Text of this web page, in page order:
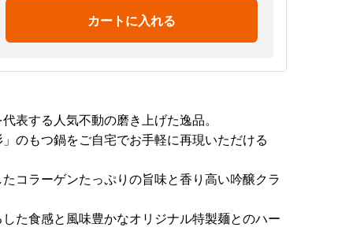
カートに入れる
表する人気不動の磨き上げた逸品。
のもつ鍋をご自宅でお手軽に再現いただける
コラーゲンたっぷりの旨味と香り高い吟醸クラ
た食感と風味豊かなオリジナル特製麺とのハー